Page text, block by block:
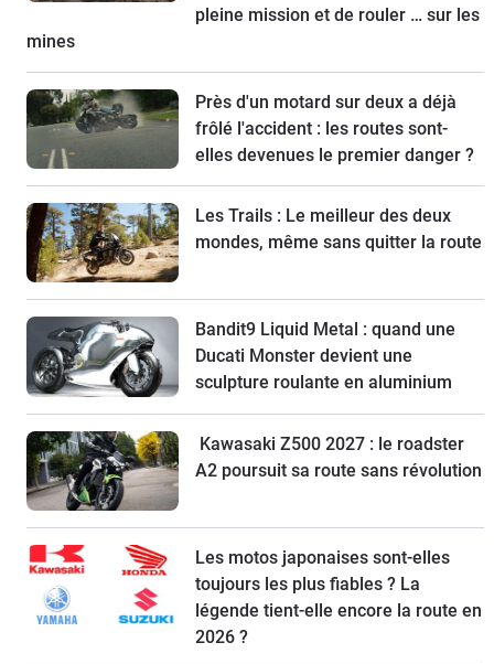
pleine mission et de rouler … sur les
mines
Près d'un motard sur deux a déjà
frôlé l'accident : les routes sont-
elles devenues le premier danger ?
Les Trails : Le meilleur des deux
mondes, même sans quitter la route
Bandit9 Liquid Metal : quand une
Ducati Monster devient une
sculpture roulante en aluminium
Kawasaki Z500 2027 : le roadster
A2 poursuit sa route sans révolution
Les motos japonaises sont-elles
toujours les plus fiables ? La
légende tient-elle encore la route en
2026 ?